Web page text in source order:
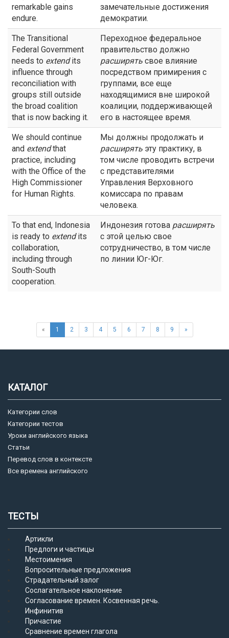
remarkable gains
endure.
замечательные достижения
демократии.
The Transitional
Federal Government
needs to extendits
influence through
reconciliation with
groups still outside
the broad coalition
that is now backing it.
Переходное федеральное
правительство должно
расширять свое влияние
посредством примирения с
группами, все еще
находящимися вне широкой
коалиции, поддерживающей
его в настоящее время.
We should continue
and extendthat
practice, including
with the Office of the
High Commissioner
for Human Rights.
Мы должны продолжать и
расширять эту практику, в
том числе проводить встречи
с представителями
Управления Верховного
комиссара по правам
человека.
To that end, Indonesia
is ready to extendits
collaboration,
including through
South-South
cooperation.
Индонезия готова расширять
с этой целью свое
сотрудничество, в том числе
по линии Юг-Юг.
« 1 2 3 4 5 6 7 8 9 »
КАТАЛОГ
Категории слов
Категории тестов
Уроки английского языка
Статьи
Перевод слов в контексте
Все времена английского
ТЕСТЫ
Артикли
Предлоги и частицы
Местоимения
Вопросительные предложения
Страдательный залог
Сослагательное наклонение
Согласование времен. Косвенная речь.
Инфинитив
Причастие
Сравнение времен глагола